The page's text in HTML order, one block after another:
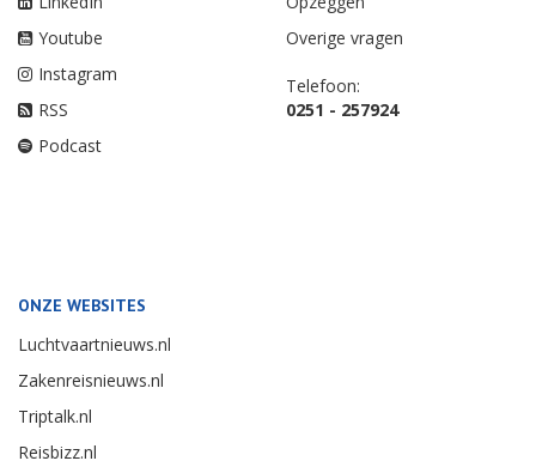
Youtube
Instagram
RSS
Podcast
Overige vragen
Telefoon:
0251 - 257924
ONZE WEBSITES
Luchtvaartnieuws.nl
Zakenreisnieuws.nl
Triptalk.nl
Reisbizz.nl